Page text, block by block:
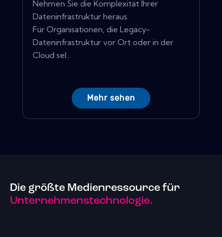
Nehmen Sie die Komplexität Ihrer
Dateninfrastruktur heraus.
Für Organisationen, die Legacy-
Dateninfrastruktur vor Ort oder in der
Cloud sel...
Mehr sehen
Die größte Medienressource für
Unternehmenstechnologie.